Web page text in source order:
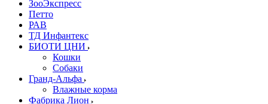
ЗооЭкспресс
Петто
РАВ
ТД Инфантекс
БИОТИ ЦНИ
Кошки
Собаки
Гранд-Альфа
Влажные корма
Фабрика Лион